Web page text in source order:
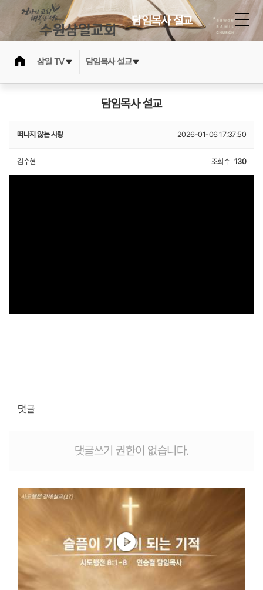
담임목사 설교
삼일 TV 담임목사 설교
담임목사 설교
떠나지 않는 사랑 2026-01-06 17:37:50
김수현 조회수 130
댓글
댓글쓰기 권한이 없습니다.